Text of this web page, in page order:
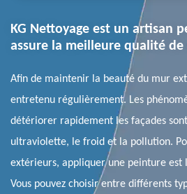
KG Nettoyage est un artisan
assure la meilleure qualité de
Afin de maintenir la beauté du mur
entretenu régulièrement. Les
détériorer rapidement les façades
ultraviolette, le froid et la pollution.
extérieurs, appliquer une peinture est
Vous pouvez choisir entre différents